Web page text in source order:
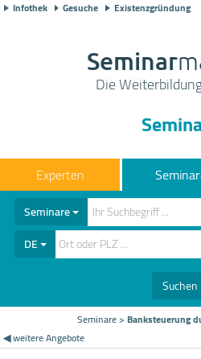
Infothek Gesuche Existenzgründung
Seminar
Die
Seminare
DE
Suchen
Seminare> Banksteuerung
◀ weitere Angebote